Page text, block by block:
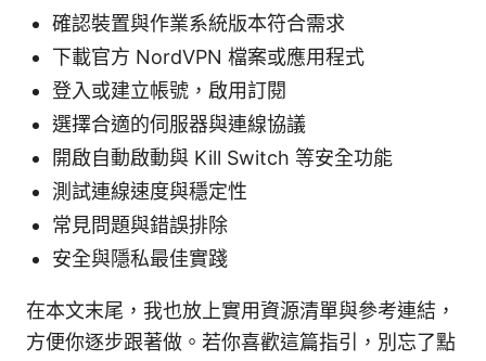
確認裝置與作業系統版本符合需求
下載官方 NordVPN 檔案或應用程式
登入或建立帳號，啟用訂閱
選擇合適的伺服器與連線協議
開啟自動啟動與 Kill Switch 等安全功能
測試連線速度與穩定性
常見問題與錯誤排除
安全與隱私最佳實踐
在本文末尾，我也放上實用資源清單與參考連結，
方便你逐步跟著做。若你喜歡這篇指引，別忘了點